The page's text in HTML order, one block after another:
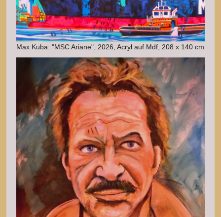
Max Kuba: "MSC Ariane", 2026, Acryl auf Mdf, 208 x 140 cm